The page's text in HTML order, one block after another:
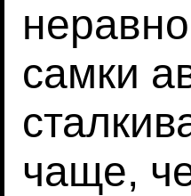
самки
чаще,